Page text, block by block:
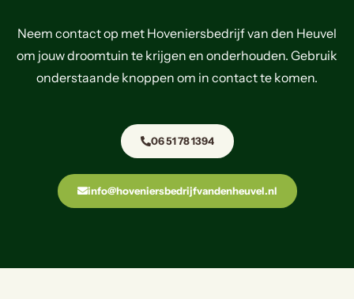
Neem contact op met Hoveniersbedrijf van den Heuvel
om jouw droomtuin te krijgen en onderhouden. Gebruik
onderstaande knoppen om in contact te komen.
06 51 78 1394
info@hoveniersbedrijfvandenheuvel.nl